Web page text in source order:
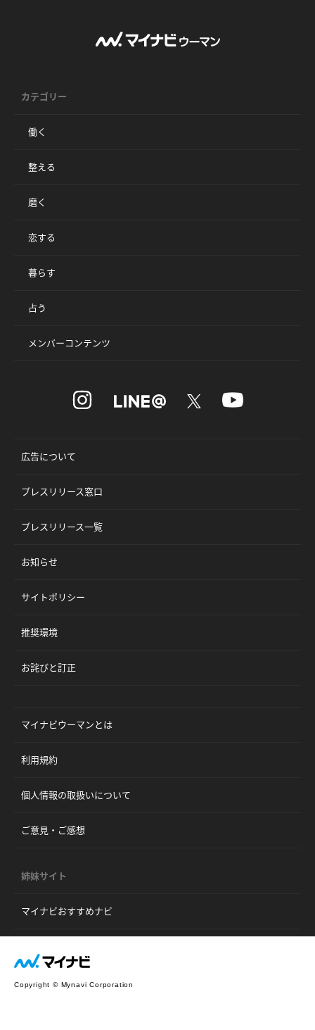
カテゴリー
働く
整える
磨く
恋する
暮らす
占う
メンバーコンテンツ
広告について
プレスリリース窓口
プレスリリース一覧
お知らせ
サイトポリシー
推奨環境
お詫びと訂正
マイナビウーマンとは
利用規約
個人情報の取扱いについて
ご意見・ご感想
姉妹サイト
マイナビおすすめナビ
Copyright © Mynavi Corporation